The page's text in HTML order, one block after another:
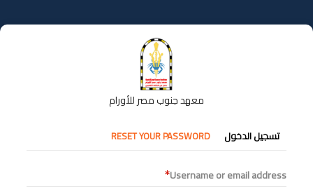
إلى
المحتوى
معهد جنوب مصر للأورام
التبويبات
الأساسية
تسجيل الدخول RESET YOUR PASSWORD
Username or email address